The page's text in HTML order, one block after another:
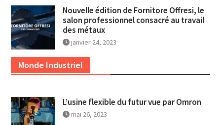
Nouvelle édition de Fornitore Offresi, le
salon professionnel consacré au travail
des métaux
janvier 24, 2023
Monde Industriel
L’usine flexible du futur vue par Omron
mai 26, 2023